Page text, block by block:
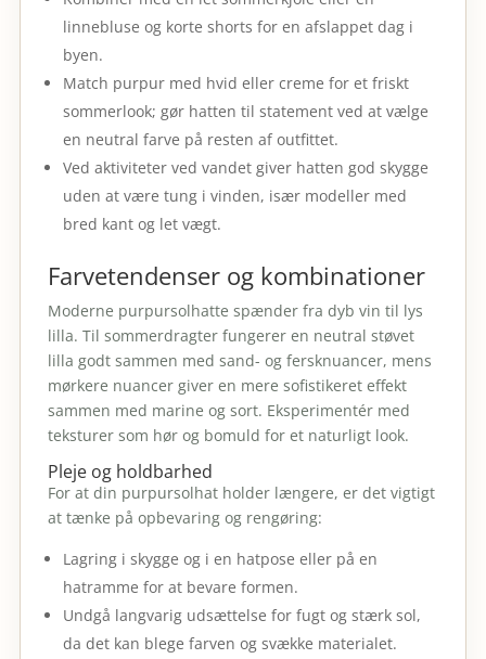
linnebluse og korte shorts for en afslappet dag i
byen.
Match purpur med hvid eller creme for et friskt
sommerlook; gør hatten til statement ved at vælge
en neutral farve på resten af outfittet.
Ved aktiviteter ved vandet giver hatten god skygge
uden at være tung i vinden, især modeller med
bred kant og let vægt.
Farvetendenser og kombinationer
Moderne purpursolhatte spænder fra dyb vin til lys
lilla. Til sommerdragter fungerer en neutral støvet
lilla godt sammen med sand- og fersknuancer, mens
mørkere nuancer giver en mere sofistikeret effekt
sammen med marine og sort. Eksperimentér med
teksturer som hør og bomuld for et naturligt look.
Pleje og holdbarhed
For at din purpursolhat holder længere, er det vigtigt
at tænke på opbevaring og rengøring:
Lagring i skygge og i en hatpose eller på en
hatramme for at bevare formen.
Undgå langvarig udsættelse for fugt og stærk sol,
da det kan blege farven og svække materialet.